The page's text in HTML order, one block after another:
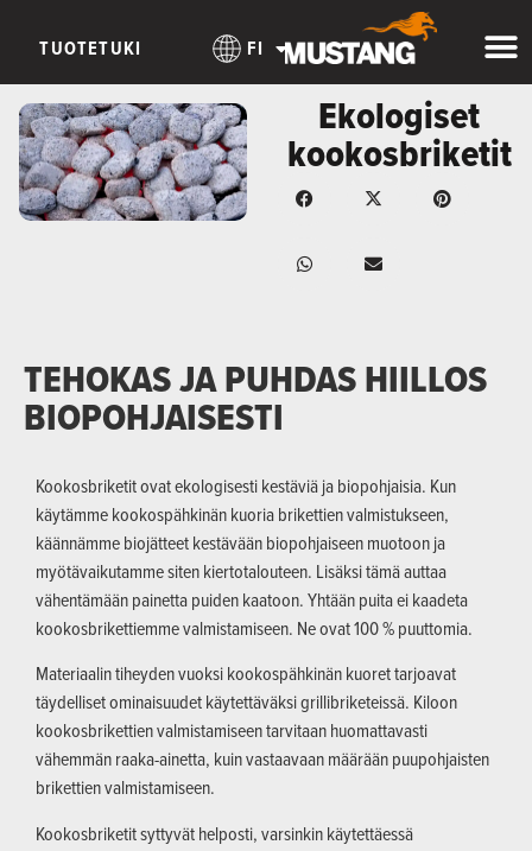
TUOTETUKI FI
Ekologiset
kookosbriketit
TEHOKAS JA PUHDAS HIILLOS
BIOPOHJAISESTI
Kookosbriketit ovat ekologisesti kestäviä ja biopohjaisia. Kun
käytämme kookospähkinän kuoria brikettien valmistukseen,
käännämme biojätteet kestävään biopohjaiseen muotoon ja
myötävaikutamme siten kiertotalouteen. Lisäksi tämä auttaa
vähentämään painetta puiden kaatoon. Yhtään puita ei kaadeta
kookosbrikettiemme valmistamiseen. Ne ovat 100 % puuttomia.
Materiaalin tiheyden vuoksi kookospähkinän kuoret tarjoavat
täydelliset ominaisuudet käytettäväksi grillibriketeissä. Kiloon
kookosbrikettien valmistamiseen tarvitaan huomattavasti
vähemmän raaka-ainetta, kuin vastaavaan määrään puupohjaisten
brikettien valmistamiseen.
Kookosbriketit syttyvät helposti, varsinkin käytettäessä